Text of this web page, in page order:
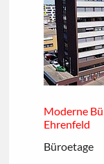
Moderne
Ehrenfeld
Büroetage